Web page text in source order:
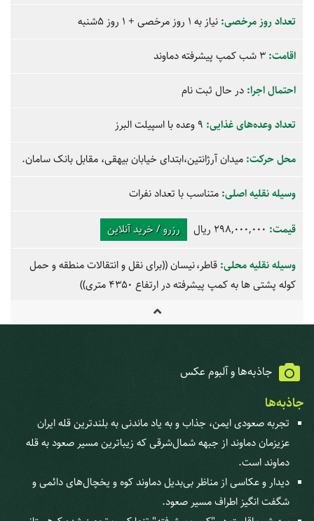
تعداد روز مرخصی: نیاز به 1 روز مرخصی + 1 روز 5شنبه
اقامت: 3 شب کمپ پیشرفته دماوند
احتمال اجرا: در حال ثبت نام
تعداد وعده‌های غذایی: 9 وعده با اسپیلت البرز
محل حرکت: میدان آرژانتین،ابتدای خیابان بیهقی، مقابل بانک سامان.
وسیله نقلیه اصلی: متناسب با تعداد نفرات
قیمت: 298,000,000 ریال رزرو / خرید آنلاین
وسیله نقلیه محلی: قاطر نیسان((برای نقل و انتقالات منطقه و حمل
کوله پشتی ها به کمپ پیشرفته در ارتفاع 4350 متری))
جاذبه‌ها و آلبوم عکس
جاذبه‌ها
تجربه صعودی ایمن، جذاب و به یاد ماندنی به بلندترین قله ایران
عزیزمان دماوند از جبهه شمال‌شرقی که زیباترین مسیر صعود به قله
دماوند است.
دیدار و عکاسی از مناظر بی‌بدیل دماوند کوه و یخچال‌های دائمی و
شگفت انگیز اطراف مسیر صعود.